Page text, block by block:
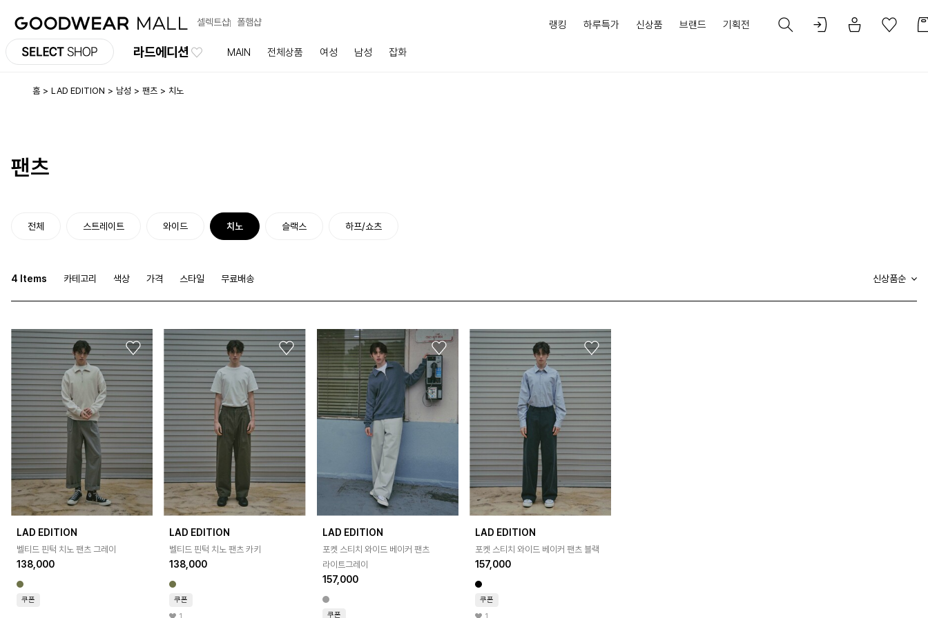
셀렉트샵 폴햄샵
라드에디션 MAIN 전체상품 여성 남성 잡화
랭킹 하루특가 신상품 브랜드 기획전
홈 LAD EDITION 남성 팬츠 치노
팬츠
전체 스트레이트 와이드 치노 슬랙스 하프/쇼츠
4 Items 카테고리 색상 가격 스타일 무료배송 신상품순
LAD EDITION
벨티드 핀턱 치노 팬츠 그레이
138,000
쿠폰
LAD EDITION
벨티드 핀턱 치노 팬츠 카키
138,000
쿠폰
LAD EDITION
포켓 스티치 와이드 베이커 팬츠
라이트그레이
157,000
쿠폰
LAD EDITION
포켓 스티치 와이드 베이커 팬츠 블랙
157,000
쿠폰